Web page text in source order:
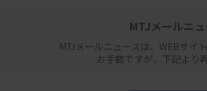
MTJメールニ
MTJメールニュースは、WEBサイ
お手数ですが、下記より